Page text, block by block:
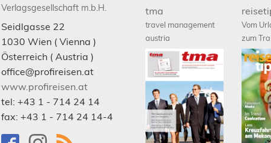
Verlagsgesellschaft m.b.H.
Seidlgasse 22
1030 Wien ( Vienna )
Österreich ( Austria )
office@profireisen.at
www.profireisen.at
tel: +43 1 - 714 24 14
fax: +43 1 - 714 24 14-4
tma
travel management
austria
Vom
zum